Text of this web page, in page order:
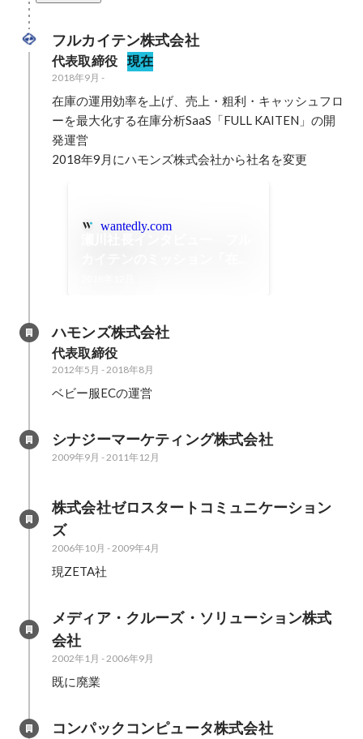
フルカイテン株式会社
代表取締役 現在
2018年9月 -
在庫の運用効率を上げ、売上・粗利・キャッシュフロ
ーを最大化する在庫分析SaaS「FULL KAITEN」の開
発運営
2018年9月にハモンズ株式会社から社名を変更
wantedly.com
ハモンズ株式会社
代表取締役
2012年5月 -2018年8月
ベビー服ECの運営
シナジーマーケティング株式会社
2009年9月 -2011年12月
株式会社ゼロスタートコミュニケーション
ズ
2006年10月 -2009年4月
現ZETA社
メディア・クルーズ・ソリューション株式
会社
2002年1月 -2006年9月
既に廃業
コンパックコンピュータ株式会社